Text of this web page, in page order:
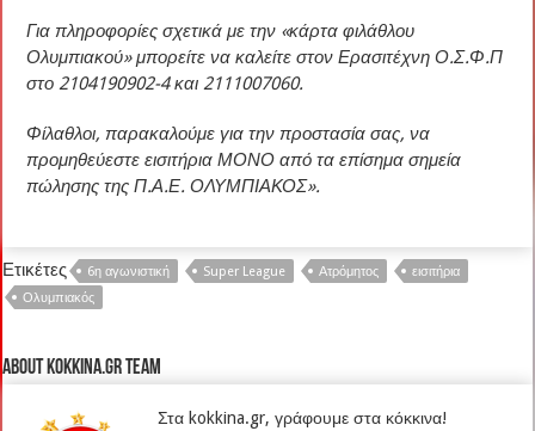
Για πληροφορίες σχετικά με την «κάρτα φιλάθλου
Ολυμπιακού» μπορείτε να καλείτε στον Ερασιτέχνη Ο.Σ.Φ.Π
στο 2104190902-4 και 2111007060.
Φίλαθλοι, παρακαλούμε για την προστασία σας, να
προμηθεύεστε εισιτήρια ΜΟΝΟ από τα επίσημα σημεία
πώλησης της Π.Α.Ε. ΟΛΥΜΠΙΑΚΟΣ».
Ετικέτες 6η αγωνιστική Super League Ατρόμητος
εισιτήρια
Ολυμπιακός
About kokkina.gr TEAM
Στα kokkina.gr, γράφουμε στα κόκκινα!